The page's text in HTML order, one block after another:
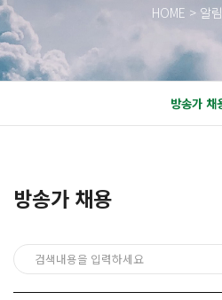
HOME > 알
방송가 채
방송가 채용